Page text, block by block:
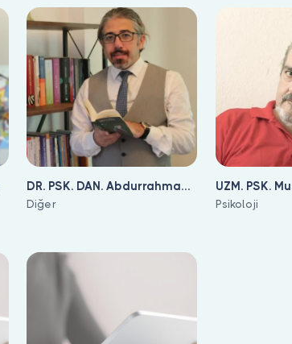
DR. PSK. DAN. Abdurrahman
Kendirci
Diğer
UZM. PSK.
Övgün
Psikoloji